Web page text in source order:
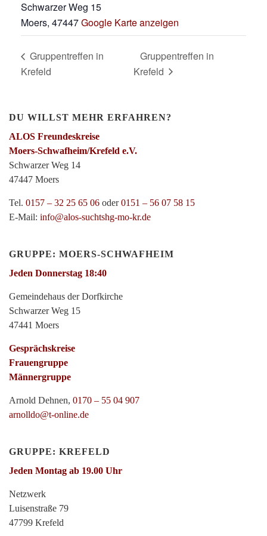
Schwarzer Weg 15
Moers, 47447Google Karte anzeigen
Gruppentreffen in
Krefeld
Gruppentreffen in
Krefeld
DU WILLST MEHR ERFAHREN?
ALOS Freundeskreise
Moers-Schwafheim/Krefeld e.V.
Schwarzer Weg 14
47447 Moers
Tel. 0157 – 32 25 65 06 oder0151 – 56 07 58 15
E-Mail: info@alos-suchtshg-mo-kr.de
GRUPPE: MOERS-SCHWAFHEIM
Jeden Donnerstag 18:40
Gemeindehaus der Dorfkirche
Schwarzer Weg 15
47441 Moers
Gesprächskreise
Frauengruppe
Männergruppe
Arnold Dehnen, 0170 – 55 04 907
arnolldo@t-online.de
GRUPPE: KREFELD
Jeden Montag ab 19.00 Uhr
Netzwerk
Luisenstraße 79
47799 Krefeld